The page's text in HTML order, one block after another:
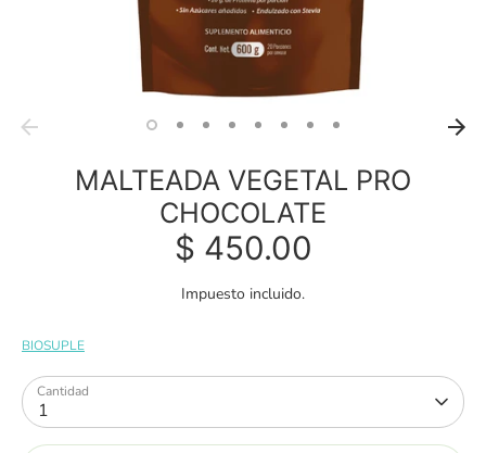
MALTEADA VEGETAL PRO
CHOCOLATE
$ 450.00
Impuesto incluido.
BIOSUPLE
Cantidad
1